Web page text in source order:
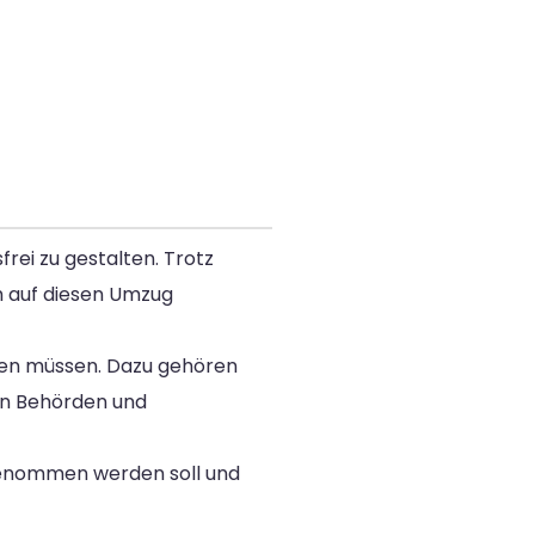
zu gestalten. Trotz
diesen Umzug
müssen. Dazu gehören
Behörden und
werden soll und